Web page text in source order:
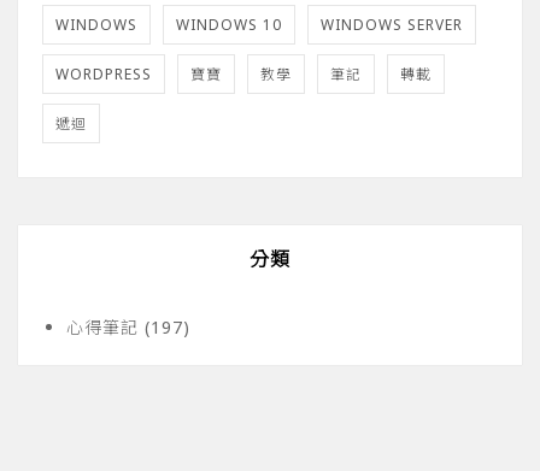
WINDOWS WINDOWS 10 WINDOWS SERVER
WORDPRESS 寶寶 教學 筆記 轉載
遞迴
分類
心得筆記 (197)